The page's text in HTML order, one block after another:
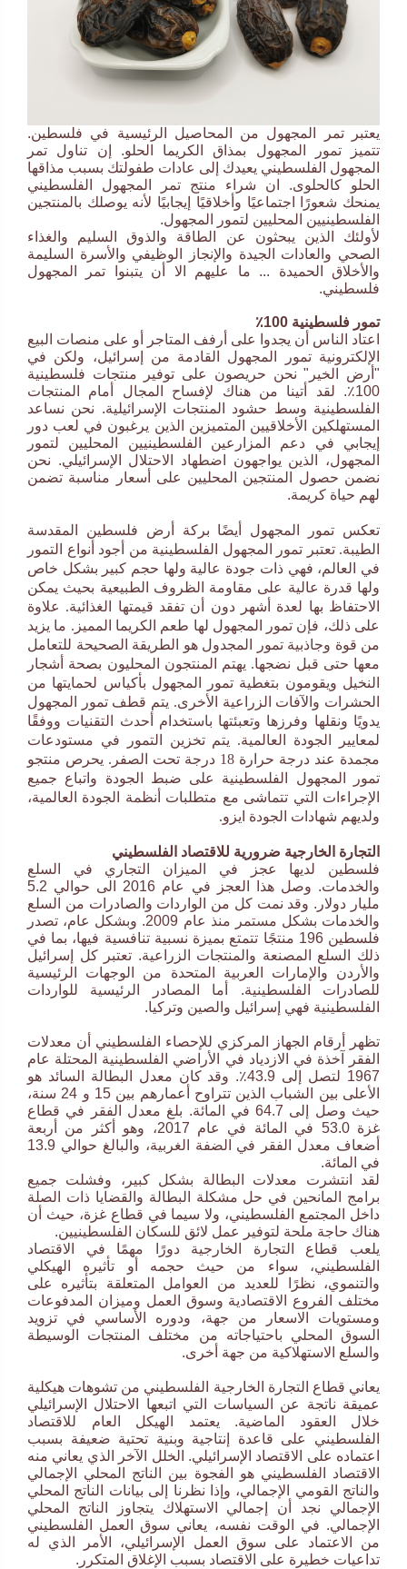
يعتبر تمر المجهول من المحاصيل الرئيسية في فلسطين.
تتميز تمور المجهول بمذاق الكريما الحلو. إن تناول تمر
المجهول الفلسطيني يعيدك إلى عادات طفولتك بسبب مذاقها
الحلو كالحلوى. ان شراء منتج تمر المجهول الفلسطيني
يمنحك شعورًا اجتماعيًا وأخلاقيًا إيجابيًا لأنه يوصلك بالمنتجين
الفلسطينيين المحليين لتمور المجهول.
لأولئك الذين يبحثون عن الطاقة والذوق السليم والغذاء
الصحي والعادات الجيدة والإنجاز الوظيفي والأسرة السليمة
والأخلاق الحميدة ... ما عليهم الا أن يتبنوا تمر المجهول
فلسطيني.
تمور فلسطينية 100٪
اعتاد الناس أن يجدوا على أرفف المتاجر أو على منصات البيع
الإلكترونية تمور المجهول القادمة من إسرائيل، ولكن في
"أرض الخير" نحن حريصون على توفير منتجات فلسطينية
100٪. لقد أتينا من هناك لإفساح المجال أمام المنتجات
الفلسطينية وسط حشود المنتجات الإسرائيلية. نحن نساعد
المستهلكين الأخلاقيين المتميزين الذين يرغبون في لعب دور
إيجابي في دعم المزارعين الفلسطينيين المحليين لتمور
المجهول، الذين يواجهون اضطهاد الاحتلال الإسرائيلي. نحن
نضمن حصول المنتجين المحليين على أسعار مناسبة تضمن
لهم حياة كريمة.
تعكس تمور المجهول أيضًا بركة أرض فلسطين المقدسة
الطيبة. تعتبر تمور المجهول الفلسطينية من أجود أنواع التمور
في العالم، فهي ذات جودة عالية ولها حجم كبير بشكل خاص
ولها قدرة عالية على مقاومة الظروف الطبيعية بحيث يمكن
الاحتفاظ بها لعدة أشهر دون أن تفقد قيمتها الغذائية. علاوة
على ذلك، فإن تمور المجهول لها طعم الكريما المميز. ما يزيد
من قوة وجاذبية تمور المجدول هو الطريقة الصحيحة للتعامل
معها حتى قبل نضجها. يهتم المنتجون المحليون بصحة أشجار
النخيل ويقومون بتغطية تمور المجهول بأكياس لحمايتها من
الحشرات والآفات الزراعية الأخرى. يتم قطف تمور المجهول
يدويًا ونقلها وفرزها وتعبئتها باستخدام أحدث التقنيات ووفقًا
لمعايير الجودة العالمية. يتم تخزين التمور في مستودعات
مجمدة عند درجة حرارة 18 درجة تحت الصفر. يحرص منتجو
تمور المجهول الفلسطينية على ضبط الجودة واتباع جميع
الإجراءات التي تتماشى مع متطلبات أنظمة الجودة العالمية،
ولديهم شهادات الجودة ايزو.
التجارة الخارجية ضرورية للاقتصاد الفلسطيني
فلسطين لديها عجز في الميزان التجاري في السلع
والخدمات. وصل هذا العجز في عام 2016 الى حوالي 5.2
مليار دولار. وقد نمت كل من الواردات والصادرات من السلع
والخدمات بشكل مستمر منذ عام 2009. وبشكل عام، تصدر
فلسطين 196 منتجًا تتمتع بميزة نسبية تنافسية فيها، بما في
ذلك السلع المصنعة والمنتجات الزراعية. تعتبر كل إسرائيل
والأردن والإمارات العربية المتحدة من الوجهات الرئيسية
للصادرات الفلسطينية. أما المصادر الرئيسية للواردات
الفلسطينية فهي إسرائيل والصين وتركيا.
تظهر أرقام الجهاز المركزي للإحصاء الفلسطيني أن معدلات
الفقر آخذة في الازدياد في الأراضي الفلسطينية المحتلة عام
1967 لتصل إلى 43.9٪. وقد كان معدل البطالة السائد هو
الأعلى بين الشباب الذين تتراوح أعمارهم بين 15 و 24 سنة،
حيث وصل إلى 64.7 في المائة. بلغ معدل الفقر في قطاع
غزة 53.0 في المائة في عام 2017، وهو أكثر من أربعة
أضعاف معدل الفقر في الضفة الغربية، والبالغ حوالي 13.9
في المائة.
لقد انتشرت معدلات البطالة بشكل كبير، وفشلت جميع
برامج المانحين في حل مشكلة البطالة والقضايا ذات الصلة
داخل المجتمع الفلسطيني، ولا سيما في قطاع غزة، حيث أن
هناك حاجة ملحة لتوفير عمل لائق للسكان الفلسطينيين.
يلعب قطاع التجارة الخارجية دورًا مهمًا في الاقتصاد
الفلسطيني، سواء من حيث حجمه أو تأثيره الهيكلي
والتنموي، نظرًا للعديد من العوامل المتعلقة بتأثيره على
مختلف الفروع الاقتصادية وسوق العمل وميزان المدفوعات
ومستويات الاسعار من جهة، ودوره الأساسي في تزويد
السوق المحلي باحتياجاته من مختلف المنتجات الوسيطة
والسلع الاستهلاكية من جهة أخرى.
يعاني قطاع التجارة الخارجية الفلسطيني من تشوهات هيكلية
عميقة ناتجة عن السياسات التي اتبعها الاحتلال الإسرائيلي
خلال العقود الماضية. يعتمد الهيكل العام للاقتصاد
الفلسطيني على قاعدة إنتاجية وبنية تحتية ضعيفة بسبب
اعتماده على الاقتصاد الإسرائيلي. الخلل الآخر الذي يعاني منه
الاقتصاد الفلسطيني هو الفجوة بين الناتج المحلي الإجمالي
والناتج القومي الإجمالي، وإذا نظرنا إلى بيانات الناتج المحلي
الإجمالي نجد أن إجمالي الاستهلاك يتجاوز الناتج المحلي
الإجمالي. في الوقت نفسه، يعاني سوق العمل الفلسطيني
من الاعتماد على سوق العمل الإسرائيلي، الأمر الذي له
تداعيات خطيرة على الاقتصاد بسبب الإغلاق المتكرر.